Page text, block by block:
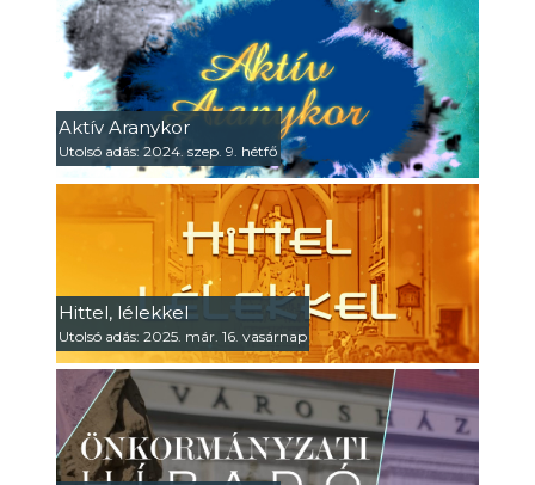
Aktív Aranykor
Utolsó adás: 2024. szep. 9. hétfő
Hittel, lélekkel
Utolsó adás: 2025. már. 16. vasárnap